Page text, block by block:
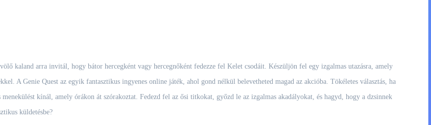
kaland arra invitál, hogy bátor hercegként vagy hercegnőként fedezze fel Kelet csodáit. Készüljön fel egy izgalmas utazásra, amely
A Genie Quest az egyik fantasztikus ingyenes online játék, ahol gond nélkül belevetheted magad az akcióba. Tökéletes választás, ha
kínál, amely órákon át szórakoztat. Fedezd fel az ősi titkokat, győzd le az izgalmas akadályokat, és hagyd, hogy a dzsinnek
küldetésbe?